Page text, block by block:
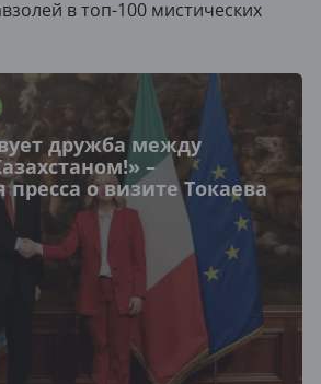
в топ-100 мистических
дружба между
–
пресса о визите Токаева